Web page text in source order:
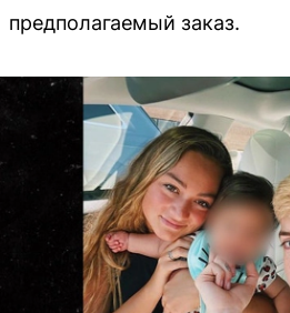
предполагаемый заказ.